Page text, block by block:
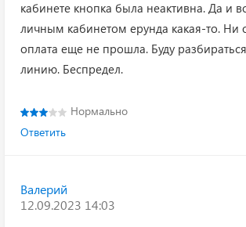
кабинете кнопка была неактивна. Да и
личным кабинетом ерунда какая-то. Ни
оплата еще не прошла. Буду
линию. Беспредел.
Нормально
Ответить
Валерий
12.09.2023 14:03